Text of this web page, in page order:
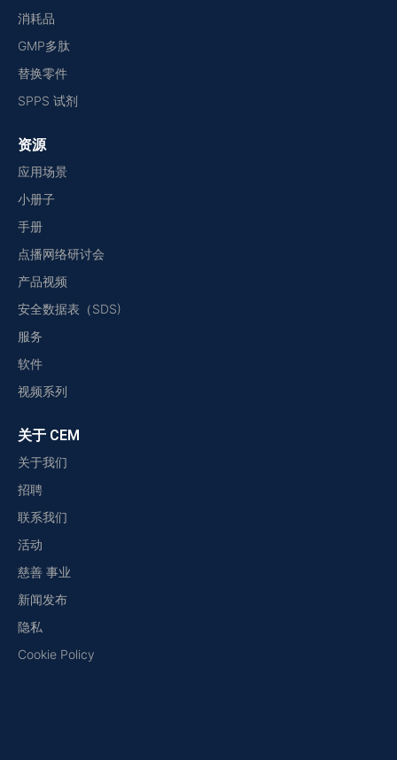
消耗品
GMP多肽
替换零件
SPPS 试剂
资源
应用场景
小册子
手册
点播网络研讨会
产品视频
安全数据表（SDS)
服务
软件
视频系列
关于 CEM
关于我们
招聘
联系我们
活动
慈善 事业
新闻发布
隐私
Cookie Policy